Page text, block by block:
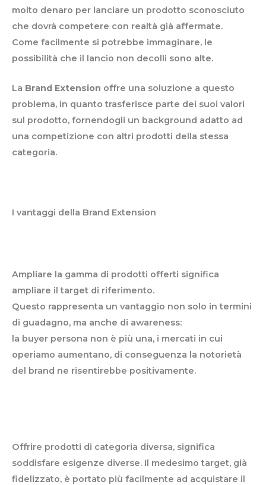
molto denaro per lanciare un prodotto sconosciuto
che dovrà competere con realtà già affermate.
Come facilmente si potrebbe immaginare, le
possibilità che il lancio non decolli sono alte.
La Brand Extension offre una soluzione a questo
problema, in quanto trasferisce parte dei suoi valori
sul prodotto, fornendogli un background adatto ad
una competizione con altri prodotti della stessa
categoria.
I vantaggi della Brand Extension
Ampliare la gamma di prodotti offerti significa
ampliare il target di riferimento.
Questo rappresenta un vantaggio non solo in termini
di guadagno, ma anche di awareness:
la buyer persona non è più una, i mercati in cui
operiamo aumentano, di conseguenza la notorietà
del brand ne risentirebbe positivamente.
Offrire prodotti di categoria diversa, significa
soddisfare esigenze diverse. Il medesimo target, già
fidelizzato, è portato più facilmente ad acquistare il